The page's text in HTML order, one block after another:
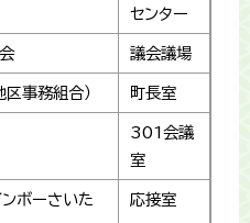
センター
議会議場
区事務組合） 町長室
301会議
室
ンボーさいた
応接室